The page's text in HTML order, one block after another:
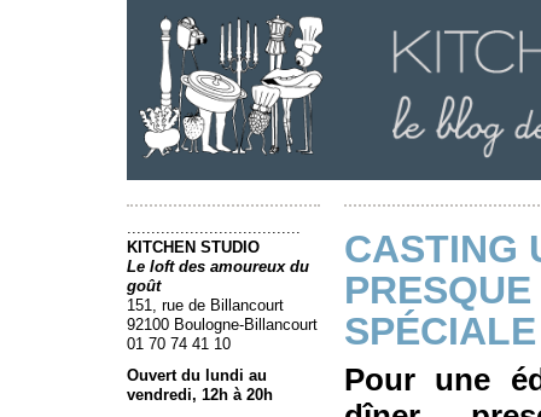
....................................
KITCHEN STUDIO
Le loft des amoureux du
goût
151, rue de Billancourt
92100 Boulogne-Billancourt
01 70 74 41 10
Ouvert du lundi au
vendredi, 12h à 20h
CASTING
Pour une